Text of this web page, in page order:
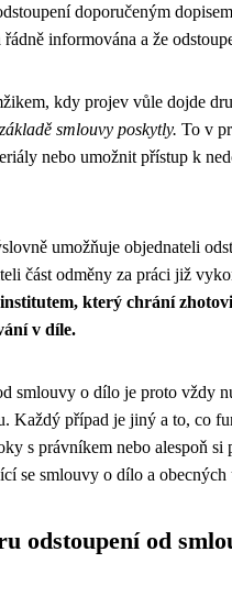
doporučeným
informována a že
kdy projev vůle dojde
smlouvy poskytly. To v
nebo umožnit přístup k
umožňuje objednateli
část odměny za práci již
který chrání
v díle.
smlouvy o dílo je proto vždy
Každý případ je jiný a to, co
s právníkem nebo alespoň si
se smlouvy o dílo a
odstoupení od